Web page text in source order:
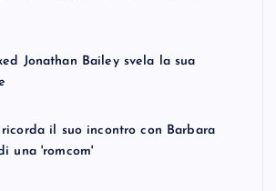
Jonathan Bailey svela la sua
ricorda il suo incontro con Barbara
una 'romcom'